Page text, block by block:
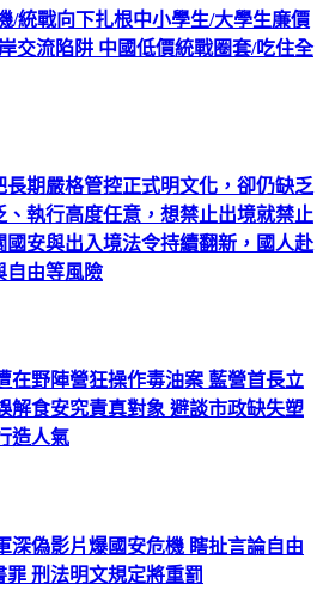
/統戰向下扎根中小學生/大學生廉價
交流陷阱 中國低價統戰圈套/吃住全
期嚴格管控正式明文化，卻仍缺乏
執行高度任意，想禁止出境就禁止
安與出入境法令持續翻新，國人赴
自由等風險
在野陣營狂操作毒油案 藍營首長立
解食安究責真對象 避談市政缺失塑
造人氣
深偽影片爆國安危機 瞎扯言論自由
刑法明文規定將重罰